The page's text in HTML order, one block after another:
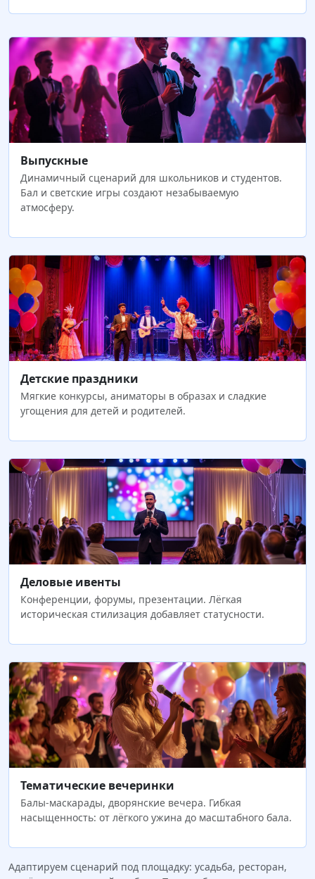
Выпускные
Динамичный сценарий для школьников и студентов.
Бал и светские игры создают незабываемую
атмосферу.
Детские праздники
Мягкие конкурсы, аниматоры в образах и сладкие
угощения для детей и родителей.
Деловые ивенты
Конференции, форумы, презентации. Лёгкая
историческая стилизация добавляет статусности.
Тематические вечеринки
Балы-маскарады, дворянские вечера. Гибкая
насыщенность: от лёгкого ужина до масштабного бала.
Адаптируем сценарий под площадку: усадьба, ресторан,